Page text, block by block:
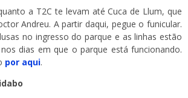
a T2C te levam até Cuca de Llum, que
Andreu. A partir daqui, pegue o funicular.
no ingresso do parque e as linhas estão
dias em que o parque está funcionando.
por aqui.